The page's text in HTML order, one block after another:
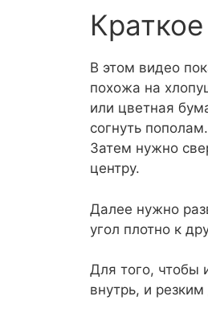
В этом видео
похожа на
или цветная
согнуть
Затем нужно
центру.
Далее нужно
угол плотно к
Для того, чтобы
внутрь, и